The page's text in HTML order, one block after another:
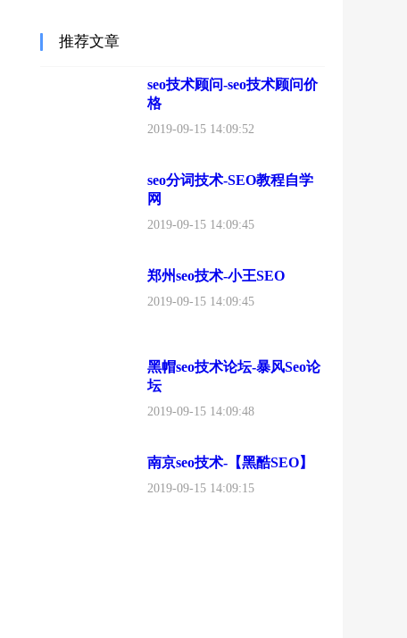
推荐文章
seo技术顾问-seo技术顾问价
格
2019-09-15 14:09:52
seo分词技术-SEO教程自学
网
2019-09-15 14:09:45
郑州seo技术-小王SEO
2019-09-15 14:09:45
黑帽seo技术论坛-暴风Seo论
坛
2019-09-15 14:09:48
南京seo技术-【黑酷SEO】
2019-09-15 14:09:15